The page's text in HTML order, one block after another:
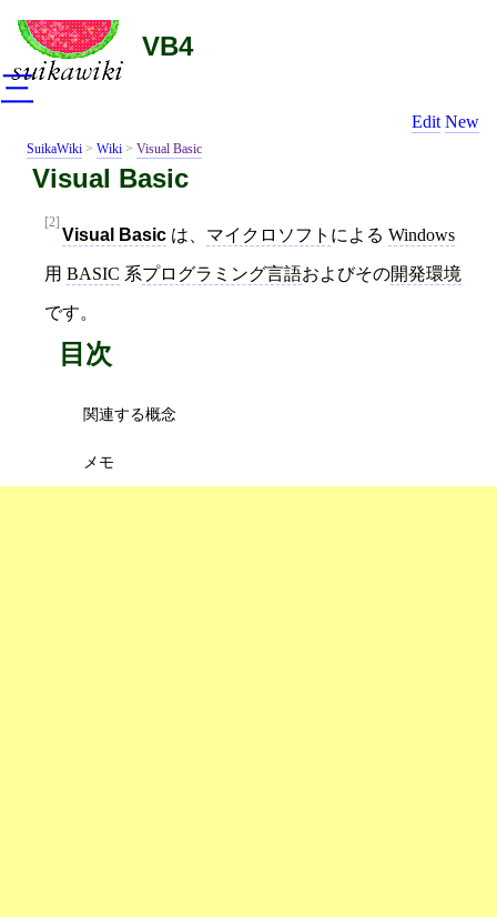
VB4
Edit New
SuikaWiki > Wiki > Visual Basic
Visual Basic
[2]
Visual Basic は、 マイクロソフト による Windows
用 BASIC 系プログラミング言語およびその開発環境
です。
目次
関連する概念
メモ
三